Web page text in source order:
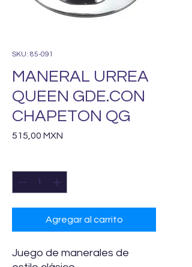
SKU: 85-091
MANERAL URREA
QUEEN GDE.CON
CHAPETON QG
515,00 MXN
Agregar al carrito
Juego de manerales de